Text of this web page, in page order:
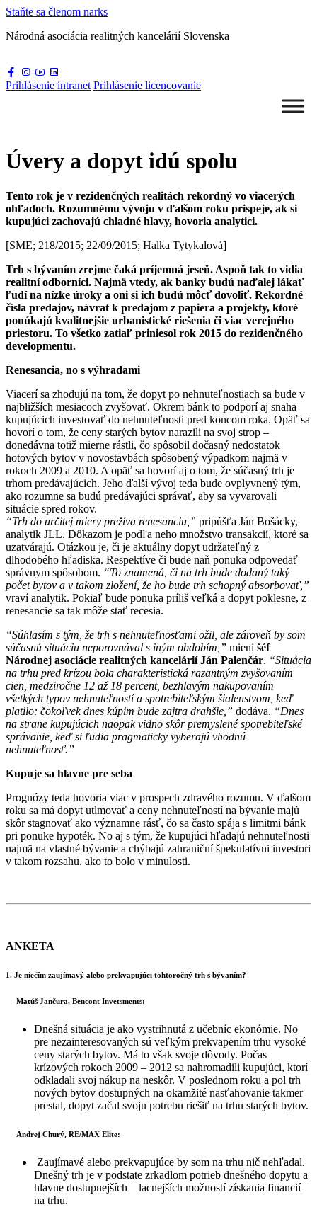
Staňte sa členom narks
Národná asociácia realitných kancelárií Slovenska
Prihlásenie intranet Prihlásenie licencovanie
Úvery a dopyt idú spolu
Tento rok je v rezidenčných realitách rekordný vo viacerých
ohľadoch. Rozumnému vývoju v ďalšom roku prispeje, ak si
kupujúci zachovajú chladné hlavy, hovoria analytici.
[SME; 218/2015; 22/09/2015; Halka Tytykalová]
Trh s bývaním zrejme čaká príjemná jeseň. Aspoň tak to vidia
realitní odborníci. Najmä vtedy, ak banky budú naďalej lákať
ľudí na nízke úroky a oni si ich budú môcť dovoliť. Rekordné
čísla predajov, návrat k predajom z papiera a projekty, ktoré
ponúkajú kvalitnejšie urbanistické riešenia či viac verejného
priestoru. To všetko zatiaľ priniesol rok 2015 do rezidenčného
developmentu.
Renesancia, no s výhradami
Viacerí sa zhodujú na tom, že dopyt po nehnuteľnostiach sa bude v
najbližších mesiacoch zvyšovať. Okrem bánk to podporí aj snaha
kupujúcich investovať do nehnuteľnosti pred koncom roka. Opäť sa
hovorí o tom, že ceny starých bytov narazili na svoj strop –
donedávna totiž mierne rástli, čo spôsobil dočasný nedostatok
hotových bytov v novostavbách spôsobený výpadkom najmä v
rokoch 2009 a 2010. A opäť sa hovorí aj o tom, že súčasný trh je
trhom predávajúcich. Jeho ďalší vývoj teda bude ovplyvnený tým,
ako rozumne sa budú predávajúci správať, aby sa vyvarovali
situácie spred rokov.
“Trh do určitej miery prežíva renesanciu,” pripúšťa Ján Bošácky,
analytik JLL. Dôkazom je podľa neho množstvo transakcií, ktoré sa
uzatvárajú. Otázkou je, či je aktuálny dopyt udržateľný z
dlhodobého hľadiska. Respektíve či bude naň ponuka odpovedať
správnym spôsobom. “To znamená, či na trh bude dodaný taký
počet bytov a v takom zložení, že ho bude trh schopný absorbovať,”
vraví analytik. Pokiaľ bude ponuka príliš veľká a dopyt poklesne, z
renesancie sa tak môže stať recesia.
“Súhlasím s tým, že trh s nehnuteľnosťami ožil, ale zároveň by som
súčasnú situáciu neporovnával s iným obdobím,” mieni šéf
Národnej asociácie realitných kancelárií Ján Palenčár. “Situácia
na trhu pred krízou bola charakteristická razantným zvyšovaním
cien, medziročne 12 až 18 percent, bezhlavým nakupovaním
všetkých typov nehnuteľností a spotrebiteľským šialenstvom, keď
platilo: čokoľvek dnes kúpim bude zajtra drahšie,” dodáva. “Dnes
na strane kupujúcich naopak vidno skôr premyslené spotrebiteľské
správanie, keď si ľudia pragmaticky vyberajú vhodnú
nehnuteľnosť.”
Kupuje sa hlavne pre seba
Prognózy teda hovoria viac v prospech zdravého rozumu. V ďalšom
roku sa má dopyt utlmovať a ceny nehnuteľností na bývanie majú
skôr stagnovať ako významne rásť, čo sa často spája s limitmi bánk
pri ponuke hypoték. No aj s tým, že kupujúci hľadajú nehnuteľnosti
najmä na vlastné bývanie a chýbajú zahraniční špekulatívni investori
v takom rozsahu, ako to bolo v minulosti.
ANKETA
1. Je niečím zaujímavý alebo prekvapujúci tohtoročný trh s bývaním?
Matúš Jančura, Bencont Invetsments:
Dnešná situácia je ako vystrihnutá z učebníc ekonómie. No
pre nezainteresovaných sú veľkým prekvapením trhu vysoké
ceny starých bytov. Má to však svoje dôvody. Počas
krízových rokoch 2009 – 2012 sa nahromadili kupujúci, ktorí
odkladali svoj nákup na neskôr. V poslednom roku a pol trh
nových bytov dostupných na okamžité nasťahovanie takmer
prestal, dopyt začal svoju potrebu riešiť na trhu starých bytov.
Andrej Churý, RE/MAX Elite:
Zaujímavé alebo prekvapujúce by som na trhu nič nehľadal.
Dnešný trh je v podstate zrkadlom potrieb dnešného dopytu a
hlavne dostupnejších – lacnejších možností získania financií
na trhu.